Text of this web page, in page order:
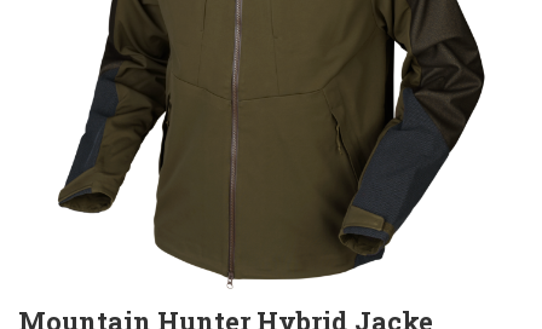
Mountain Hunter Hybrid Jacke